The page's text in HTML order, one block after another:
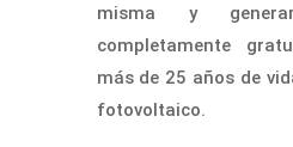
misma y
completamente
más de 25 años de
fotovoltaico.